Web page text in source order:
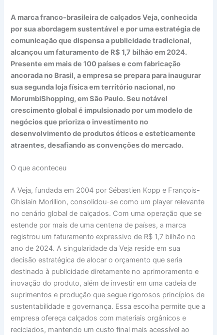
A marca franco-brasileira de calçados Veja, conhecida
por sua abordagem sustentável e por uma estratégia de
comunicação que dispensa a publicidade tradicional,
alcançou um faturamento de R$ 1,7 bilhão em 2024.
Presente em mais de 100 países e com fabricação
ancorada no Brasil, a empresa se prepara para inaugurar
sua segunda loja física em território nacional, no
MorumbiShopping, em São Paulo. Seu notável
crescimento global é impulsionado por um modelo de
negócios que prioriza o investimento no
desenvolvimento de produtos éticos e esteticamente
atraentes, desafiando as convenções do mercado.
O que aconteceu
A Veja, fundada em 2004 por Sébastien Kopp e François-
Ghislain Morillion, consolidou-se como um player relevante
no cenário global de calçados. Com uma operação que se
estende por mais de uma centena de países, a marca
registrou um faturamento expressivo de R$ 1,7 bilhão no
ano de 2024. A singularidade da Veja reside em sua
decisão estratégica de alocar o orçamento que seria
destinado à publicidade diretamente no aprimoramento e
inovação do produto, além de investir em uma cadeia de
suprimentos e produção que segue rigorosos princípios de
sustentabilidade e governança. Essa escolha permite que a
empresa ofereça calçados com materiais orgânicos e
reciclados, mantendo um custo final mais acessível ao